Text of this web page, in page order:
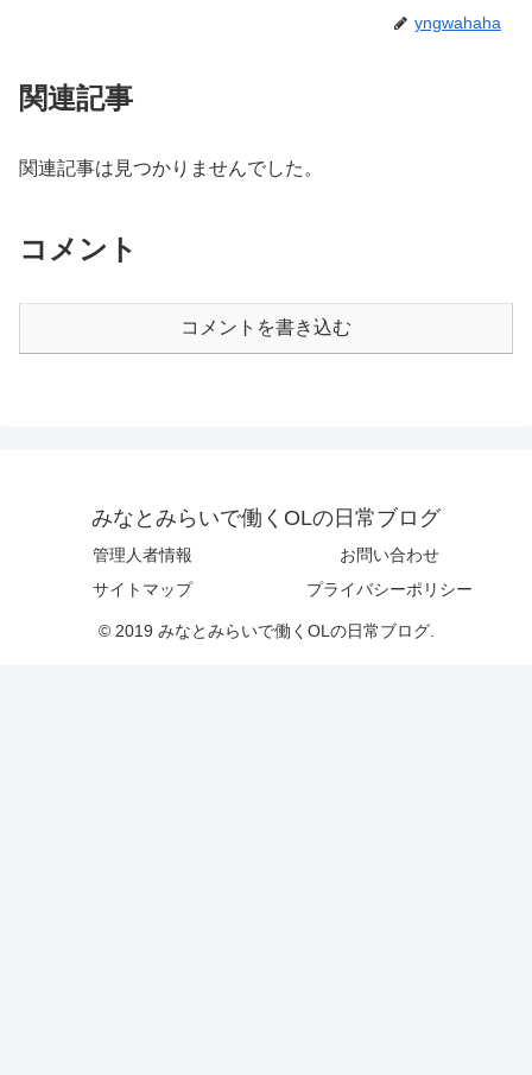
yngwahaha
関連記事
関連記事は見つかりませんでした。
コメント
コメントを書き込む
みなとみらいで働くOLの日常ブログ
管理人者情報
お問い合わせ
サイトマップ
プライバシーポリシー
© 2019 みなとみらいで働くOLの日常ブログ.